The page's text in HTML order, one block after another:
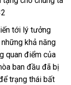
tới lý tưởng
khả năng
quan điểm của
ban đầu đã bị
trạng thái bất